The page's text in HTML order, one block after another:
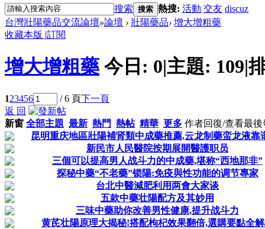
搜索 搜索 熱搜: 活動 交友 discuz
台灣壯陽藥品交流論壇»論壇 › 壯陽藥品› 增大增粗藥
收藏本版 |訂閱
增大增粗藥 今日: 0|主題: 109|
123456 / 6 頁下一頁
返 回
新窗 全部主題 最新 熱門 熱帖 精華 更多 作者回復/查看最後
昆明重庆地區壯陽補肾類中成藥推薦,云龙制藥蛮龙液靠
新民市人民醫院按期展開醫護职员
三個可以提高男人战斗力的中成藥,堪称“西地那非”
探秘中藥“不老藥”锁陽:免疫與性功能的调节專家
台北中醫減肥利用两會大家谈
五款中藥壮陽配方及其妙用
三味中藥助你改善男性健康,提升战斗力
黄芪壮陽原理大揭秘!搭配枸杞效果翻倍,選購要點全